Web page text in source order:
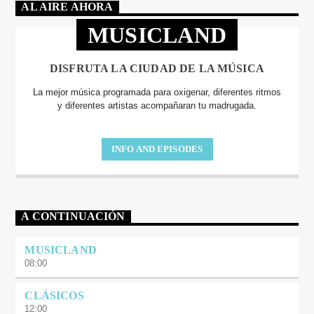
AL AIRE AHORA
MUSICLAND
DISFRUTA LA CIUDAD DE LA MÚSICA
La mejor música programada para oxigenar, diferentes ritmos
y diferentes artistas acompañaran tu madrugada.
INFO AND EPISODES
A CONTINUACIÓN
MUSICLAND
08:00
CLÁSICOS
12:00